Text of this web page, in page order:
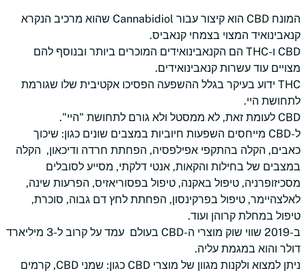
המונח CBD הוא קיצור עבור Cannabidiol שהוא מרכיב הנקרא
קנאבינואיד המצוי בצמחי קנאביס.
CBD ו-THC הם הקנאבינואידים המוכרים ביותר ובנוסף להם
מצויים עוד עשרות קנאבינואידים.
THC ידוע בעיקר בגלל ההשפעה הפסיכו אקטיבית שלו שגורמת
לתחושת היי.
CBD לעומת זאת, לא ממסטל ולא גורם לתחושת "היי".
ל-CBD מייחסים השפעות חיוביות במצבים שונים כגון: שיכוך
כאבים, הקלה בהתקפי אפילפסיה, הפחתת חרדה ודיכאון, הקלה
במצבים של בחילות והקאות, אנטי דלקתי, מסייע לסובלים
מסכיזופרניה, טיפול באקנה, טיפול בפסוריאזיס, הפרעות שינה,
לאלצהיימר, טיפול בפרקינסון, הפחתת לחץ דם גבוה, סוכרת,
טיפול במחלת קרוהן ועוד.
ב-2019 שווי שוק מוצרי ה-CBD בעולם עמד על קרוב ל-3 מיליארד
דולר והוא במגמת עליה.
ניתן למצוא ולקנות מגוון של מוצרי CBD כגון: שמני CBD, קרמים